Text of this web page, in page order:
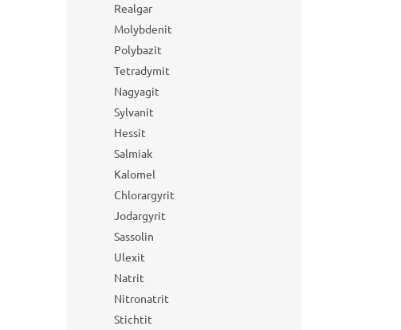
Realgar
Molybdenit
Polybazit
Tetradymit
Nagyagit
Sylvanit
Hessit
Salmiak
Kalomel
Chlorargyrit
Jodargyrit
Sassolin
Ulexit
Natrit
Nitronatrit
Stichtit